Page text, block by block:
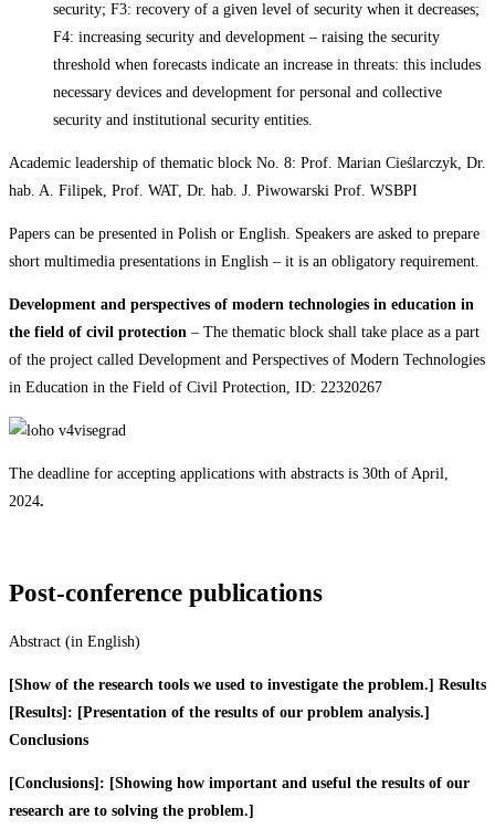
security; F3: recovery of a given level of security when it decreases;
F4: increasing security and development – raising the security
threshold when forecasts indicate an increase in threats: this includes
necessary devices and development for personal and collective
security and institutional security entities.
Academic leadership of thematic block No. 8: Prof. Marian Cieślarczyk, Dr.
hab. A. Filipek, Prof. WAT, Dr. hab. J. Piwowarski Prof. WSBPI
Papers can be presented in Polish or English. Speakers are asked to prepare
short multimedia presentations in English – it is an obligatory requirement.
Development and perspectives of modern technologies in education in
the field of civil protection – The thematic block shall take place as a part
of the project called Development and Perspectives of Modern Technologies
in Education in the Field of Civil Protection, ID: 22320267
The deadline for accepting applications with abstracts is 30th of April,
2024.
Post-conference publications
Abstract (in English)
[Show of the research tools we used to investigate the problem.] Results
[Results]: [Presentation of the results of our problem analysis.]
Conclusions
[Conclusions]: [Showing how important and useful the results of our
research are to solving the problem.]